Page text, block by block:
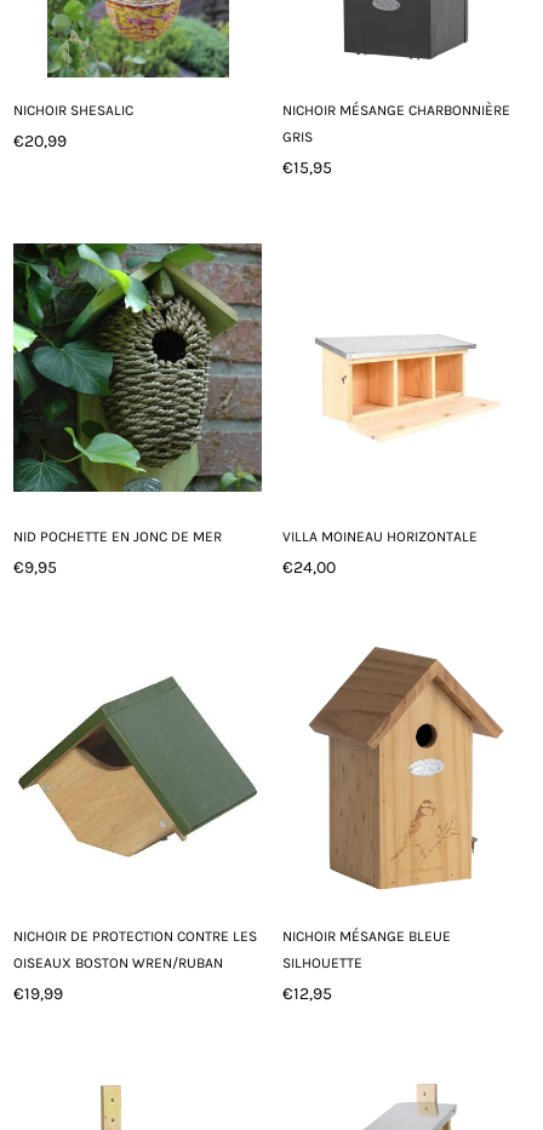
NICHOIR SHESALIC
Prix
€20,99
NICHOIR MÉSANGE CHARBONNIÈRE
GRIS
Prix
€15,95
NID POCHETTE EN JONC DE MER
Prix
€9,95
VILLA MOINEAU HORIZONTALE
Prix
€24,00
NICHOIR DE PROTECTION CONTRE LES
OISEAUX BOSTON WREN/RUBAN
Prix
€19,99
NICHOIR MÉSANGE BLEUE
SILHOUETTE
Prix
€12,95